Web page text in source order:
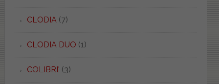
CLODIA (7)
CLODIA DUO (1)
COLIBRI' (3)